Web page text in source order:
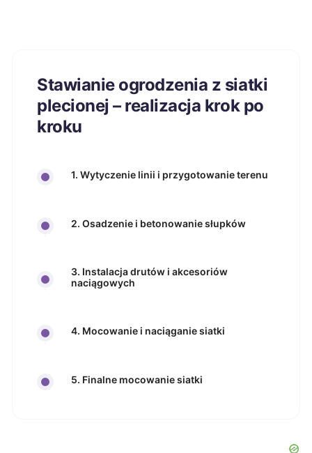
Stawianie ogrodzenia z siatki
plecionej – realizacja krok po
kroku
1. Wytyczenie linii i przygotowanie terenu
2. Osadzenie i betonowanie słupków
3. Instalacja drutów i akcesoriów
naciągowych
4. Mocowanie i naciąganie siatki
5. Finalne mocowanie siatki